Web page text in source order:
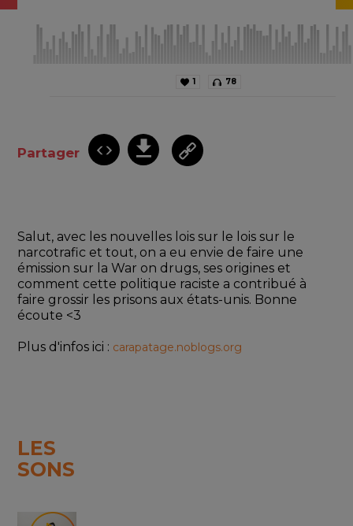
1 78
Partager
Salut, avec les nouvelles lois sur le lois sur le
narcotrafic et tout, on a eu envie de faire une
émission sur la War on drugs, ses origines et
comment cette politique raciste a contribué à
faire grossir les prisons aux états-unis. Bonne
écoute <3
Plus d'infos ici : carapatage.noblogs.org
LES
SONS